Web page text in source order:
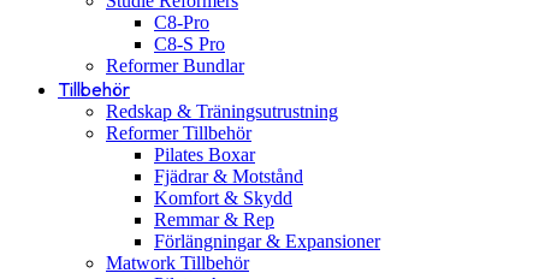
C8-Pro
C8-S Pro
Reformer Bundlar
Tillbehör
Redskap & Träningsutrustning
Reformer Tillbehör
Pilates Boxar
Fjädrar & Motstånd
Komfort & Skydd
Remmar & Rep
Förlängningar & Expansioner
Matwork Tillbehör